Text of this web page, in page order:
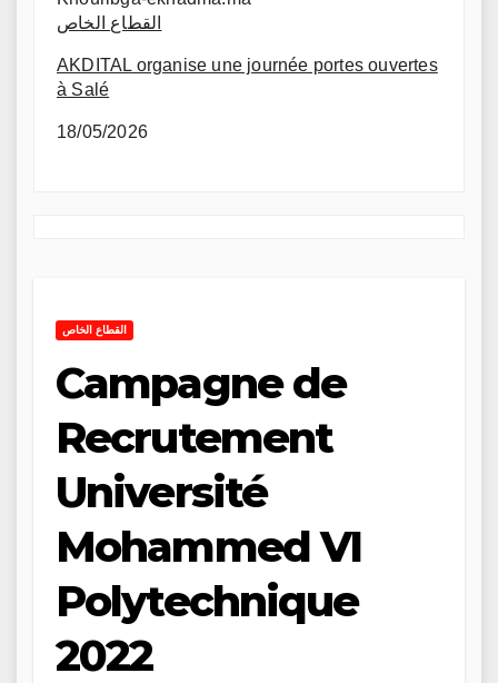
القطاع الخاص
AKDITAL organise une journée portes ouvertes
à Salé
18/05/2026
القطاع الخاص
Campagne de
Recrutement
Université
Mohammed VI
Polytechnique
2022